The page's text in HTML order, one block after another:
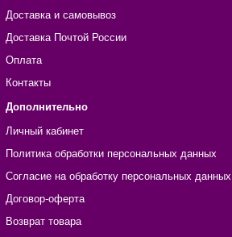
Доставка и самовывоз
Доставка Почтой России
Оплата
Контакты
Дополнительно
Личный кабинет
Политика обработки персональных данных
Согласие на обработку персональных данных
Договор-оферта
Возврат товара